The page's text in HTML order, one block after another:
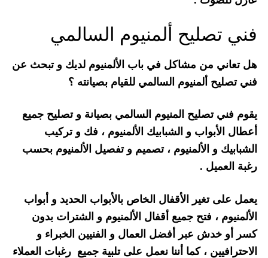
فني تصليح ألمنيوم السالمي
هل تعاني من مشاكل في باب الألمنيوم لديك و تبحث عن
فني تصليح ألمنيوم السالمي للقيام بصيانته ؟
يقوم فني تصليح المنيوم السالمي بصيانة و تصليح جميع
أعطال الأبواب و الشبابيك الألمنيوم ، فك و تركيب
الشبابيك و الألمنيوم ، تصميم و تفصيل الألمنيوم بحسب
رغبة العميل .
يعمل على تغير الأقفال الخاص بالأبواب الحديد و أبواب
الألمنيوم ، فتح جميع أقفال الألمنيوم و الشترات بدون
كسر أو خدش عبر أفضل العمال و الفنيين الخبراء و
الاحترافيين ، كما أننا نعمل على تلبية جميع رغبات العملاء